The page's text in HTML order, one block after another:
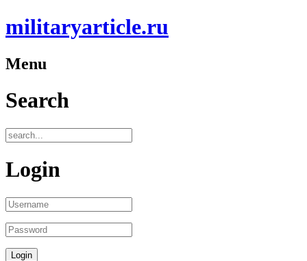
militaryarticle.ru
Menu
Search
Login